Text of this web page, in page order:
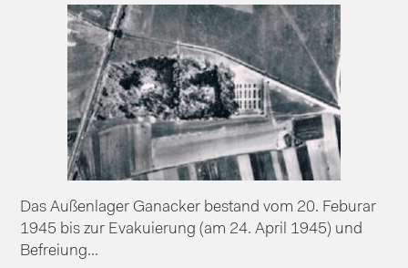
Das Außenlager Ganacker bestand vom 20. Feburar
1945 bis zur Evakuierung (am 24. April 1945) und
Befreiung...